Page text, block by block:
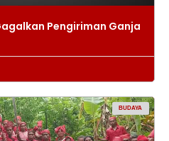
Pengiriman Ganja
BUDAYA